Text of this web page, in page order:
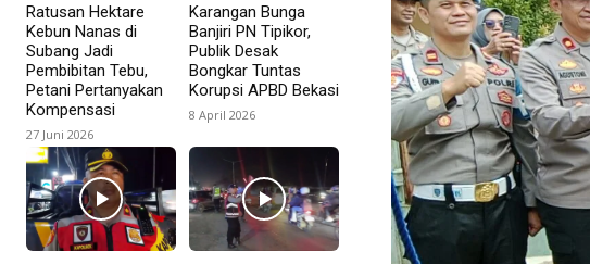
Ratusan Hektare
Kebun Nanas di
Subang Jadi
Pembibitan Tebu,
Petani Pertanyakan
Kompensasi
27 Juni 2026
Karangan Bunga
Banjiri PN Tipikor,
Publik Desak
Bongkar Tuntas
Korupsi APBD Bekasi
8 April 2026